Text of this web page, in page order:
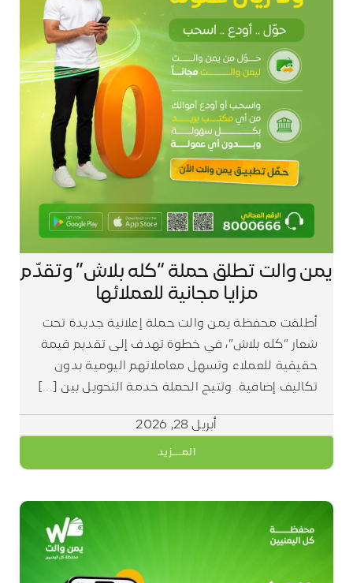
يمن والت تطلق حملة “كله بلاش” وتقدّم
مزايا مجانية للعملائها
أطلقت محفظة يمن والت حملة إعلانية جديدة تحت
شعار “كله بلاش”، في خطوة تهدف إلى تقديم قيمة
حقيقية للعملاء وتسهل معاملاتهم اليومية بدون
تكاليف إضافية. وتتيح الحملة خدمة التحويل بين [...]
أبريل 28, 2026
المـــزيد